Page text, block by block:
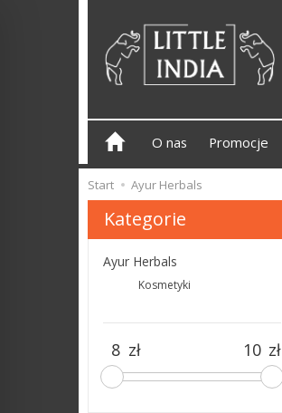
O nas Promocje
Start Ayur Herbals
Kategorie
Ayur Herbals
Kosmetyki
zł zł